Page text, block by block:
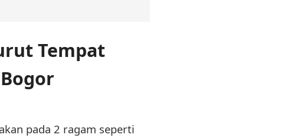
Tempat
pada 2 ragam seperti